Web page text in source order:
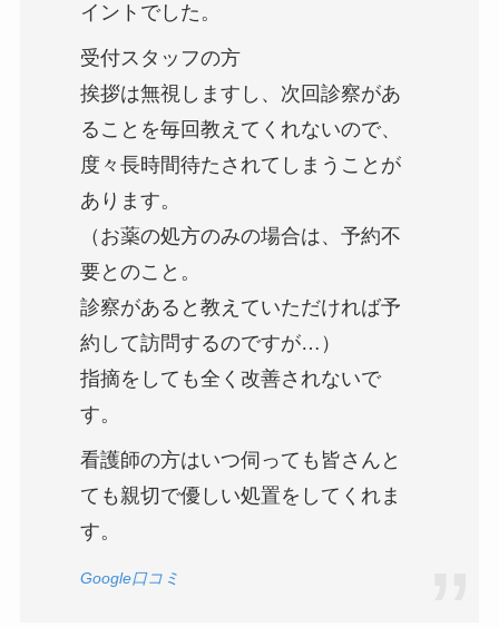
イントでした。
受付スタッフの方
挨拶は無視しますし、次回診察があ
ることを毎回教えてくれないので、
度々長時間待たされてしまうことが
あります。
（お薬の処方のみの場合は、予約不
要とのこと。
診察があると教えていただければ予
約して訪問するのですが…）
指摘をしても全く改善されないで
す。
看護師の方はいつ伺っても皆さんと
ても親切で優しい処置をしてくれま
す。
Google口コミ